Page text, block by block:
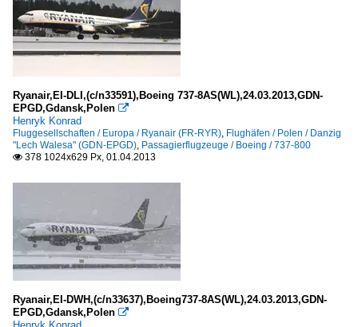
Ryanair,EI-DLI,(c/n33591),Boeing 737-8AS(WL),24.03.2013,GDN-
EPGD,Gdansk,Polen 
Henryk Konrad
Fluggesellschaften / Europa / Ryanair (FR-RYR), Flughäfen / Polen / Danzig
"Lech Walesa" (GDN-EPGD), Passagierflugzeuge / Boeing / 737-800
 378 1024x629 Px, 01.04.2013
Ryanair,EI-DWH,(c/n33637),Boeing737-8AS(WL),24.03.2013,GDN-
EPGD,Gdansk,Polen 